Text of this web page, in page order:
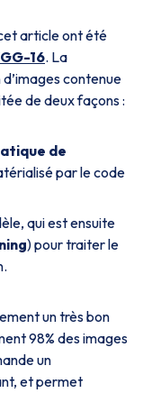
article ont été
16. La
contenue
de deux façons :
de
par le code
qui est ensuite
) pour traiter le
un très bon
98% des images
un
et permet